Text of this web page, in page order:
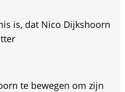
is, dat Nico Dijkshoorn
te bewegen om zijn